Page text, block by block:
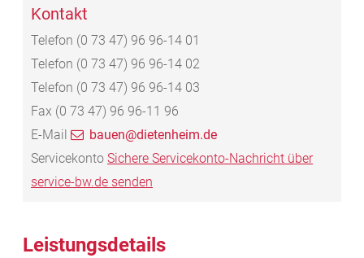
Kontakt
Telefon (0 73 47) 96 96-14 01
Telefon (0 73 47) 96 96-14 02
Telefon (0 73 47) 96 96-14 03
Fax (0 73 47) 96 96-11 96
E-Mail
bauen@dietenheim.de
Servicekonto Sichere Servicekonto-Nachricht über
service-bw.de senden
Leistungsdetails